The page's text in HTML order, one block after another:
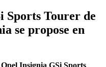
Sports Tourer de
se propose en
Opel Insignia GSi Sports